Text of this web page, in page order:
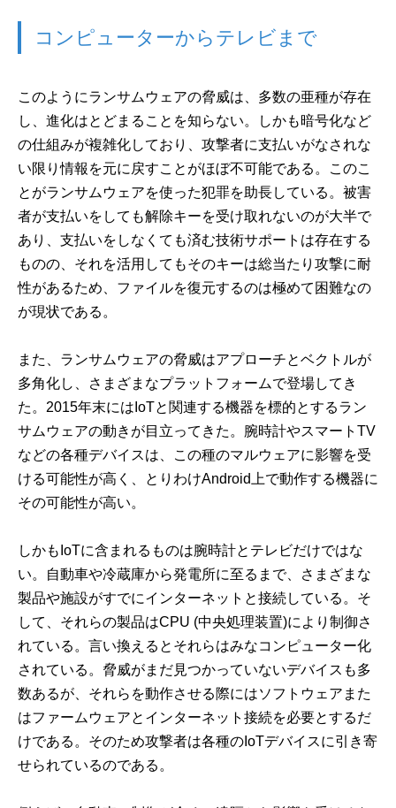
コンピューターからテレビまで
このようにランサムウェアの脅威は、多数の亜種が存在
し、進化はとどまることを知らない。しかも暗号化など
の仕組みが複雑化しており、攻撃者に支払いがなされな
い限り情報を元に戻すことがほぼ不可能である。このこ
とがランサムウェアを使った犯罪を助長している。被害
者が支払いをしても解除キーを受け取れないのが大半で
あり、支払いをしなくても済む技術サポートは存在する
ものの、それを活用してもそのキーは総当たり攻撃に耐
性があるため、ファイルを復元するのは極めて困難なの
が現状である。
また、ランサムウェアの脅威はアプローチとベクトルが
多角化し、さまざまなプラットフォームで登場してき
た。2015年末にはIoTと関連する機器を標的とするラン
サムウェアの動きが目立ってきた。腕時計やスマートTV
などの各種デバイスは、この種のマルウェアに影響を受
ける可能性が高く、とりわけAndroid上で動作する機器に
その可能性が高い。
しかもIoTに含まれるものは腕時計とテレビだけではな
い。自動車や冷蔵庫から発電所に至るまで、さまざまな
製品や施設がすでにインターネットと接続している。そ
して、それらの製品はCPU (中央処理装置)により制御さ
れている。言い換えるとそれらはみなコンピューター化
されている。脅威がまだ見つかっていないデバイスも多
数あるが、それらを動作させる際にはソフトウェアまた
はファームウェアとインターネット接続を必要とするだ
けである。そのため攻撃者は各種のIoTデバイスに引き寄
せられているのである。